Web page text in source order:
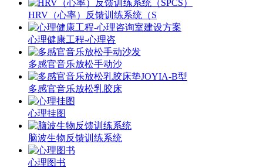
HRV（心率）反馈训练系统（S
心理健康工程-心理咨
多感官音乐放松手动沙
多感官音乐放松乳胶床
心理挂图
脑波生物反馈训练系统
心理图书